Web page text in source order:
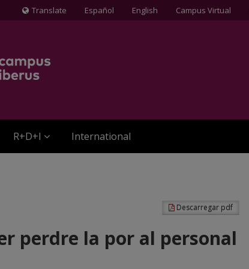
Icona
Translate Español English Campus Virtual
R+D+I International
Descarregar pdf
perdre la por al personal